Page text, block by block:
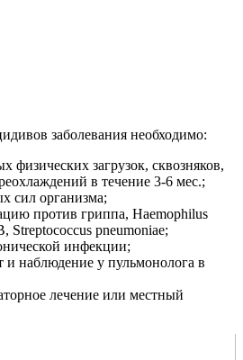
заболевания необходимо:
физических загрузок, сквозняков,
в течение 3-6 мес.;
сил организма;
против гриппа, Haemophilus
Streptococcus pneumoniae;
инфекции;
и наблюдение у пульмонолога в
лечение или местный